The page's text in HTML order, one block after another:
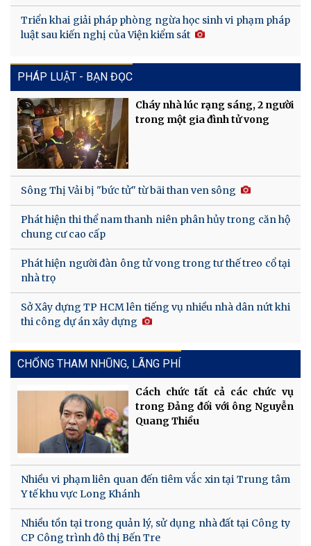
Triển khai giải pháp phòng ngừa học sinh vi phạm pháp
luật sau kiến nghị của Viện kiểm sát
PHÁP LUẬT - BẠN ĐỌC
Cháy nhà lúc rạng sáng, 2 người
trong một gia đình tử vong
Sông Thị Vải bị "bức tử" từ bãi than ven sông
Phát hiện thi thể nam thanh niên phân hủy trong căn hộ
chung cư cao cấp
Phát hiện người đàn ông tử vong trong tư thế treo cổ tại
nhà trọ
Sở Xây dựng TP HCM lên tiếng vụ nhiều nhà dân nứt khi
thi công dự án xây dựng
CHỐNG THAM NHŨNG, LÃNG PHÍ
Cách chức tất cả các chức vụ
trong Đảng đối với ông Nguyễn
Quang Thiều
Nhiều vi phạm liên quan đến tiêm vắc xin tại Trung tâm
Y tế khu vực Long Khánh
Nhiều tồn tại trong quản lý, sử dụng nhà đất tại Công ty
CP Công trình đô thị Bến Tre